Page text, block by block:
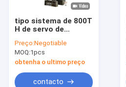
tipo sistema de 800T
H de servo de
55kw para
dispositivos de
cozinha da casa
Preço:Negotiable
MOQ:1pcs
obtenha o ultimo preço
contacto